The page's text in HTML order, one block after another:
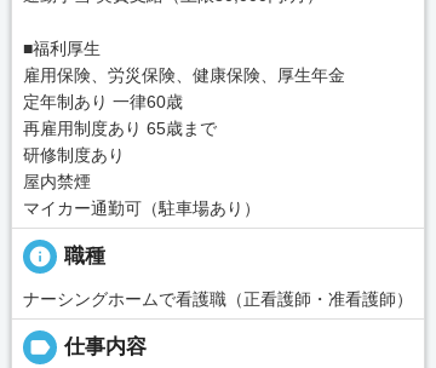
■福利厚生
雇用保険、労災保険、健康保険、厚生年金
定年制あり 一律60歳
再雇用制度あり 65歳まで
研修制度あり
屋内禁煙
マイカー通勤可（駐車場あり）
info 職種
ナーシングホームで看護職（正看護師・准看護師）
label 仕事内容